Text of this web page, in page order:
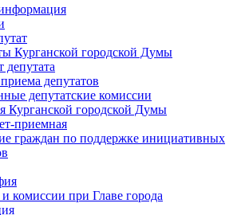
Курганской городской Думы
депутата
депутатов
депутатские комиссии
Курганской городской Думы
приемная
граждан по поддержке инициативных
комиссии при Главе города